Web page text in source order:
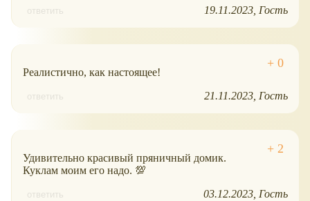
ответить 19.11.2023 Гость
Реалистично, как настоящее!
ответить 21.11.2023 Гость
Удивительно красивый пряничный домик.
Куклам моим его надо. 💯
ответить 03.12.2023 Гость